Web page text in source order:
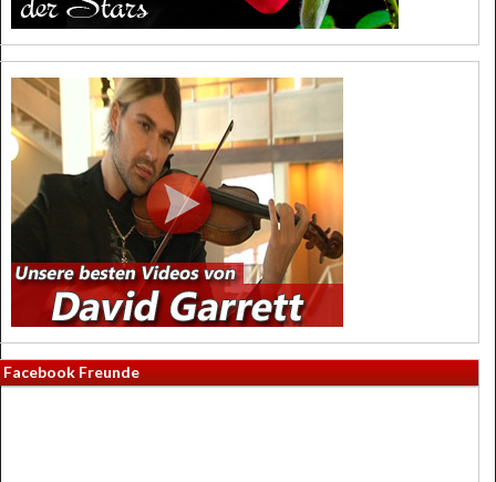
Facebook Freunde